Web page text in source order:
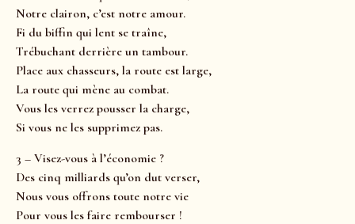
Notre clairon, c’est notre amour.
Fi du biffin qui lent se traîne,
Trébuchant derrière un tambour.
Place aux chasseurs, la route est large,
La route qui mène au combat.
Vous les verrez pousser la charge,
Si vous ne les supprimez pas.
3 – Visez-vous à l’économie ?
Des cinq milliards qu’on dut verser,
Nous vous offrons toute notre vie
Pour vous les faire rembourser !